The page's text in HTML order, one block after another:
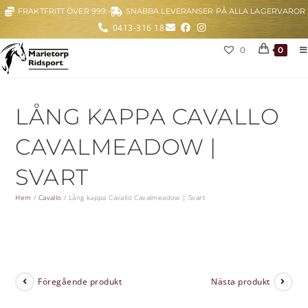
FRAKTFRITT ÖVER 999:- SNABBA LEVERANSER PÅ ALLA LAGERVAROR
0413-316 18
0 0
LÅNG KAPPA CAVALLO
CAVALMEADOW |
SVART
Hem / Cavallo / Lång kappa Cavallo Cavalmeadow | Svart
Föregående produkt Nästa produkt